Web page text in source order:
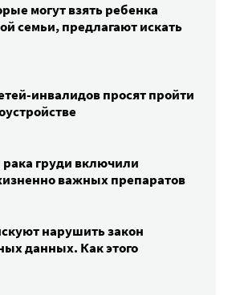
могут взять ребенка
семьи, предлагают искать
инвалидов просят пройти
рака груди включили
важных препаратов
нарушить закон
данных. Как этого